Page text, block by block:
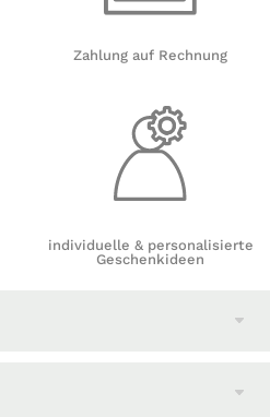
Zahlung auf Rechnung
individuelle & personalisierte
Geschenkideen